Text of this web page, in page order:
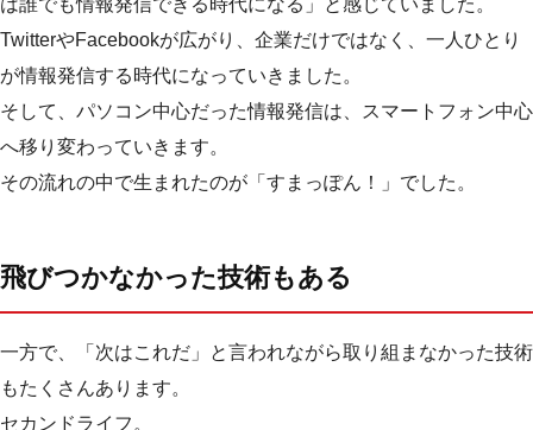
TwitterやFacebookが広がり、企業だけではなく、一人ひとり
が情報発信する時代になっていきました。
そして、パソコン中心だった情報発信は、スマートフォン中心
へ移り変わっていきます。
その流れの中で生まれたのが「すまっぽん！」でした。
飛びつかなかった技術もある
一方で、「次はこれだ」と言われながら取り組まなかった技術
もたくさんあります。
セカンドライフ。